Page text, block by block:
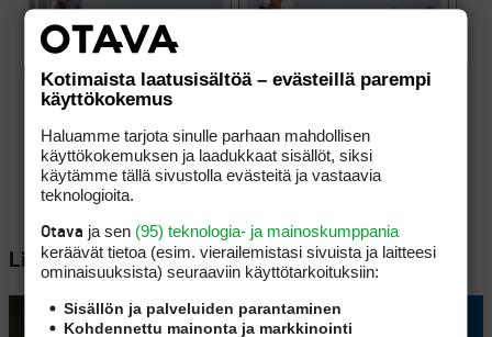
Lisää aiheesta
Kotimaista laatusisältöä – evästeillä parempi
käyttökokemus
Haluamme tarjota sinulle parhaan mahdollisen
käyttökokemuksen ja laadukkaat sisällöt, siksi
käytämme tällä sivustolla evästeitä ja vastaavia
teknologioita.
Otava ja sen (95) teknologia- ja mainoskumppania
keräävät tietoa (esim. vierailemis­tasi sivuista ja laitteesi
ominaisuuk­sista) seuraaviin käyttötarkoituksiin:
Sisällön ja palveluiden parantaminen
Kohdennettu mainonta ja markkinointi